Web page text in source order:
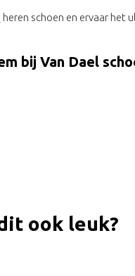
heren schoen en ervaar het
bij Van Dael
ook leuk?